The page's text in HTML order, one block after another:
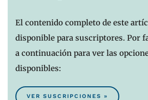
El contenido completo de este
disponible para suscriptores. Por
a continuación para ver las
disponibles:
VER SUSCRIPCIONES »